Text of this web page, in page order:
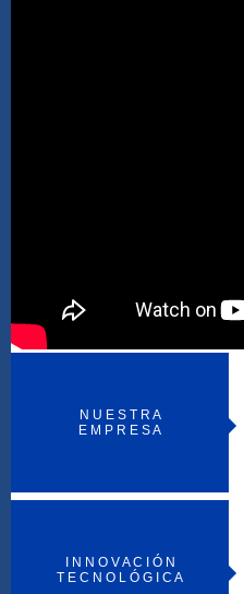
N U E S T R A
E M P R E S A
I N N O V A C I Ó N
T E C N O L Ó G I C A